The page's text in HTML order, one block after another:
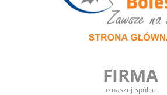
FIRMA
o naszej Spółce